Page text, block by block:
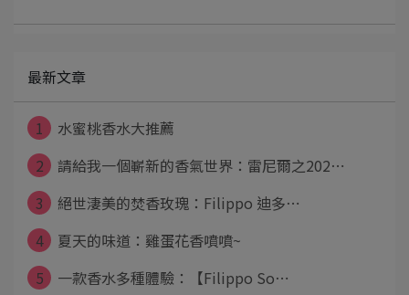
最新文章
1
水蜜桃香水大推薦
2
請給我一個嶄新的香氣世界：雷尼爾之202⋯
3
絕世淒美的焚香玫瑰：Filippo 迪多⋯
4
夏天的味道：雞蛋花香噴噴~
5
一款香水多種體驗：【Filippo So⋯